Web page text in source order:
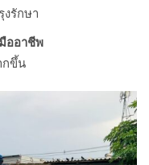
รักษา
ออาชีพ
กขึ้น